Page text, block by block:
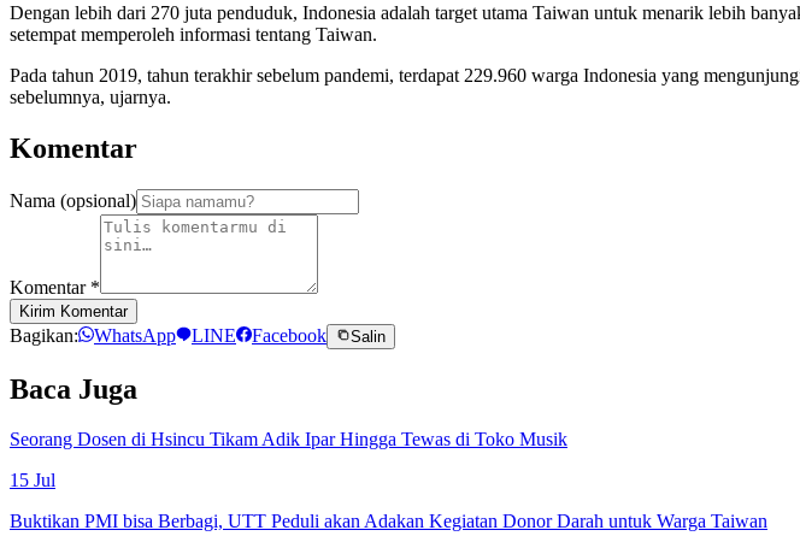
Dengan lebih dari 270 juta penduduk, Indonesia adalah target utama Taiwan untuk menarik lebih
setempat memperoleh informasi tentang Taiwan.
Pada tahun 2019, tahun terakhir sebelum pandemi, terdapat 229.960 warga Indonesia yang
sebelumnya, ujarnya.
Komentar
Nama (opsional)
Komentar *
Kirim Komentar
Bagikan: WhatsApp LINE Facebook Salin
Baca Juga
Seorang Dosen di Hsincu Tikam Adik Ipar Hingga Tewas di Toko Musik
15 Jul
Buktikan PMI bisa Berbagi, UTT Peduli akan Adakan Kegiatan Donor Darah untuk Warga Taiwan